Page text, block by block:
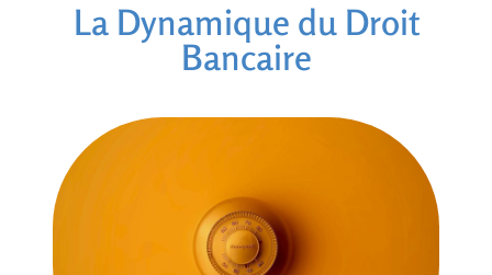
La Dynamique du Droit
Bancaire